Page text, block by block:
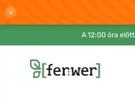
×
A 12:00 óra